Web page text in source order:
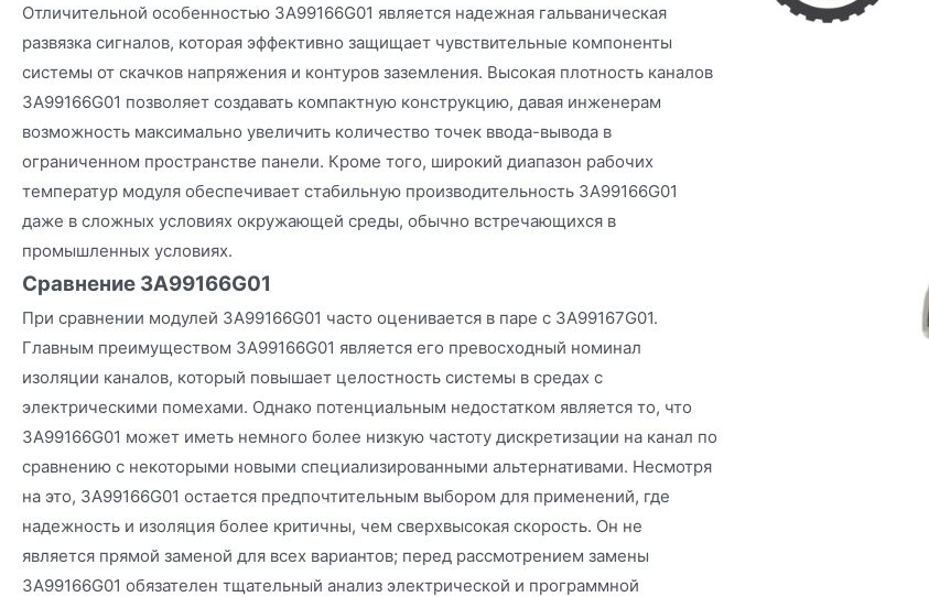
Отличительной особенностью 3A99166G01 является надежная гальваническая
развязка сигналов, которая эффективно защищает чувствительные компоненты
системы от скачков напряжения и контуров заземления. Высокая плотность каналов
3A99166G01 позволяет создавать компактную конструкцию, давая инженерам
возможность максимально увеличить количество точек ввода-вывода в
ограниченном пространстве панели. Кроме того, широкий диапазон рабочих
температур модуля обеспечивает стабильную производительность 3A99166G01
даже в сложных условиях окружающей среды, обычно встречающихся в
промышленных условиях.
Сравнение 3A99166G01
При сравнении модулей 3A99166G01 часто оценивается в паре с 3A99167G01.
Главным преимуществом 3A99166G01 является его превосходный номинал
изоляции каналов, который повышает целостность системы в средах с
электрическими помехами. Однако потенциальным недостатком является то, что
3A99166G01 может иметь немного более низкую частоту дискретизации на канал по
сравнению с некоторыми новыми специализированными альтернативами. Несмотря
на это, 3A99166G01 остается предпочтительным выбором для применений, где
надежность и изоляция более критичны, чем сверхвысокая скорость. Он не
является прямой заменой для всех вариантов; перед рассмотрением замены
3A99166G01 обязателен тщательный анализ электрической и программной